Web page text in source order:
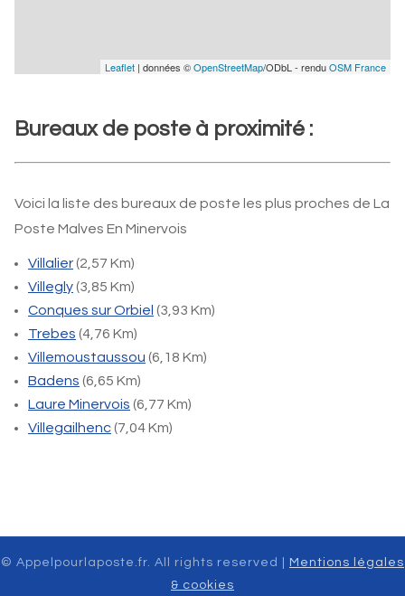
Leaflet | données ©OpenStreetMap/ODbL - renduOSM France
Bureaux de poste à proximité :
Voici la liste des bureaux de poste les plus proches de La
Poste Malves En Minervois
Villalier(2,57 Km)
Villegly(3,85 Km)
Conques sur Orbiel (3,93 Km)
Trebes (4,76 Km)
Villemoustaussou (6,18 Km)
Badens (6,65 Km)
Laure Minervois (6,77 Km)
Villegailhenc(7,04 Km)
© Appelpourlaposte.fr. All rights reserved |
Mentions légales
& cookies